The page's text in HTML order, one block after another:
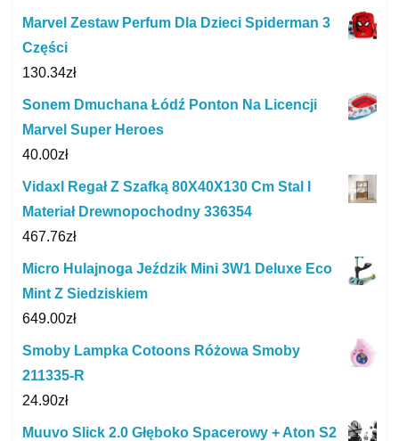
Marvel Zestaw Perfum Dla Dzieci Spiderman 3
Części
130.34zł
Sonem Dmuchana Łódź Ponton Na Licencji
Marvel Super Heroes
40.00zł
Vidaxl Regał Z Szafką 80X40X130 Cm Stal I
Materiał Drewnopochodny 336354
467.76zł
Micro Hulajnoga Jeździk Mini 3W1 Deluxe Eco
Mint Z Siedziskiem
649.00zł
Smoby Lampka Cotoons Różowa Smoby
211335-R
24.90zł
Muuvo Slick 2.0 Głęboko Spacerowy + Aton S2